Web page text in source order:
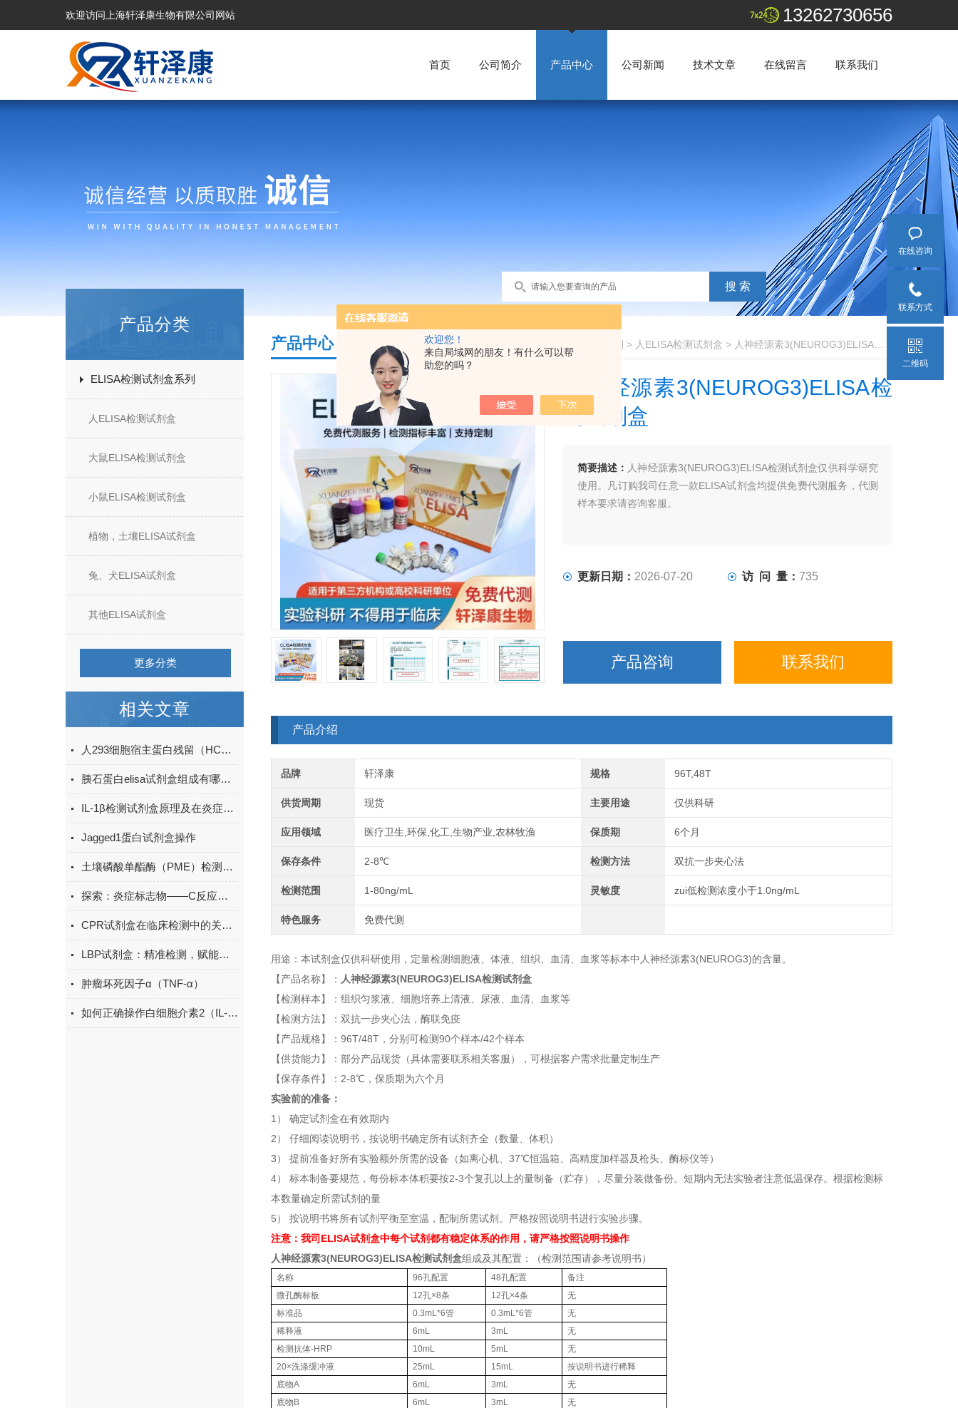
欢迎您！
来自局域网的朋友！有什么可以帮
助您的吗？
欢迎访问上海轩泽康生物有限公司网站 13262730656
首页 公司简介 产品中心 公司新闻 技术文章 在线留言 联系我们
产品分类
ELISA检测试剂盒系列
人ELISA检测试剂盒
大鼠ELISA检测试剂盒
小鼠ELISA检测试剂盒
植物，土壤ELISA试剂盒
兔、犬ELISA试剂盒
其他ELISA试剂盒
更多分类
相关文章
人293细胞宿主蛋白残留（HCP）ELISA检测试剂盒产品升级
胰石蛋白elisa试剂盒组成有哪些？
IL-1β检测试剂盒原理及在炎症研究中的应用
Jagged1蛋白试剂盒操作
土壤磷酸单酯酶（PME）检测试剂盒现货
探索：炎症标志物——C反应蛋白的生物学功能
CPR试剂盒在临床检测中的关键作用
LBP试剂盒：精准检测，赋能免疫研究新突破
肿瘤坏死因子α（TNF-α）
如何正确操作白细胞介素2（IL-2）ELISA试剂盒？
您的位置：首页 > 人ELISA检测试剂盒 > 人神经源素3(NEUROG3)ELISA检测试剂盒
产品中心
人神经源素3(NEUROG3)ELISA检
测试剂盒
简要描述： 人神经源素3(NEUROG3)ELISA检测试剂盒仅供科学研究
使用。凡订购我司任意一款ELISA试剂盒均提供免费代测服务，代测
样本要求请咨询客服。
更新日期： 2026-07-20 访 问 量： 735
产品咨询 联系我们
产品介绍
品牌 轩泽康 规格 96T,48T
供货周期 现货 主要用途 仅供科研
应用领域 医疗卫生,环保,化工,生物产业,农林牧渔 保质期 6个月
保存条件 2-8℃ 检测方法 双抗一步夹心法
检测范围 1-80ng/mL 灵敏度 zui低检测浓度小于1.0ng/mL
特色服务 免费代测
用途：本试剂盒仅供科研使用，定量检测细胞液、体液、组织、血清、血浆等标本中人神经源素3(NEUROG3)的含量。
【产品名称】： 人神经源素3(NEUROG3)ELISA检测试剂盒
【检测样本】：组织匀浆液、细胞培养上清液、尿液、血清、血浆等
【检测方法】：双抗一步夹心法，酶联免疫
【产品规格】：96T/48T，分别可检测90个样本/42个样本
【供货能力】：部分产品现货（具体需要联系相关客服），可根据客户需求批量定制生产
【保存条件】：2-8℃，保质期为六个月
实验前的准备：
1） 确定试剂盒在有效期内
2） 仔细阅读说明书，按说明书确定所有试剂齐全（数量、体积）
3） 提前准备好所有实验额外所需的设备（如离心机、37℃恒温箱、高精度加样器及枪头、酶标仪等）
4） 标本制备要规范，每份标本体积要按2-3个复孔以上的量制备（贮存），尽量分装做备份。短期内无法实验者注意低温保存。根据检测标
本数量确定所需试剂的量
5） 按说明书将所有试剂平衡至室温，配制所需试剂。严格按照说明书进行实验步骤。
注意：我司ELISA试剂盒中每个试剂都有稳定体系的作用，请严格按照说明书操作
人神经源素3(NEUROG3)ELISA检测试剂盒组成及其配置：（检测范围请参考说明书）
名称 96孔配置 48孔配置
备注
微孔酶标板
12孔×8条 12孔×4条
无
标准品
0.3mL*6管 0.3mL*6管
无
稀释液
6mL 3mL
无
检测抗体-HRP
10mL 5mL
无
20×洗涤缓冲液
25mL 15mL
按说明书进行稀释
底物A
6mL 3mL
无
底物B
6mL 3mL
无
在线咨询
联系方式
二维码